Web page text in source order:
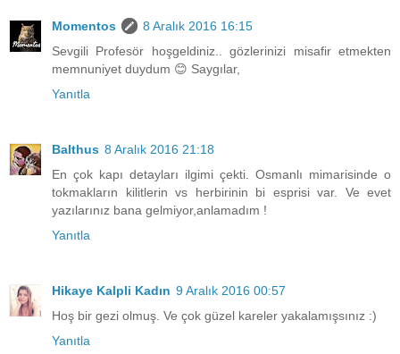
Momentos
8 Aralık 2016 16:15
Sevgili Profesör hoşgeldiniz.. gözlerinizi misafir etmekten
memnuniyet duydum 😊 Saygılar,
Yanıtla
Balthus 8 Aralık 2016 21:18
En çok kapı detayları ilgimi çekti. Osmanlı mimarisinde o
tokmakların kilitlerin vs herbirinin bi esprisi var. Ve evet
yazılarınız bana gelmiyor,anlamadım !
Yanıtla
Hikaye Kalpli Kadın 9 Aralık 2016 00:57
Hoş bir gezi olmuş. Ve çok güzel kareler yakalamışsınız :)
Yanıtla